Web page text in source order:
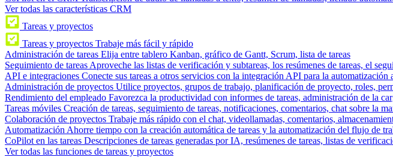
Ver todas las características CRM
Tareas y proyectos
Tareas y proyectos Trabaje más fácil y rápido
Administración de tareas Elija entre tablero Kanban, gráfico de Gantt, Scrum, lista de tareas
Seguimiento de tareas Aproveche las listas de verificación y subtareas, los resúmenes de tareas, el
API e integraciones Conecte sus tareas a otros servicios con la integración API para la automatización
Administración de proyectos Utilice proyectos, grupos de trabajo, planificación de proyecto, roles,
Rendimiento del empleado Favorezca la productividad con informes de tareas, administración de la
Tareas móviles Creación de tareas, seguimiento de tareas, notificaciones, comentarios, chat sobre la
Colaboración de proyectos Trabaje más rápido con el chat, videollamadas, comentarios,
Automatización Ahorre tiempo con la creación automática de tareas y la automatización del flujo de
CoPilot en las tareas Descripciones de tareas generadas por IA, resúmenes de tareas, listas de
Ver todas las funciones de tareas y proyectos